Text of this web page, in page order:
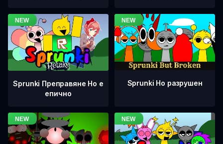
Sprunki Преправяне Но е
епично
Sprunki Но разрушен